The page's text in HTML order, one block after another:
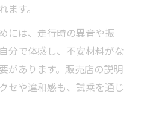
す。
には、走行時の異音や振
分で体感し、不安材料がな
があります。販売店の説明
セや違和感も、試乗を通じ